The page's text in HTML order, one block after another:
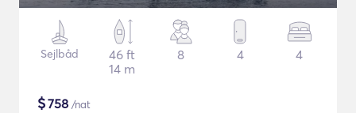
Sejlbåd
46 ft
14 m
8 4 4
$758 /nat